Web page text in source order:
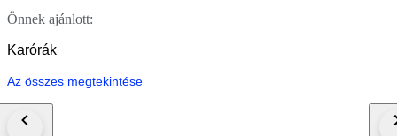
Önnek ajánlott:
Karórák
Az összes megtekintése